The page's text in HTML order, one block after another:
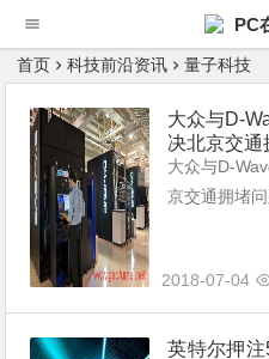
PC
首页 科技前沿资讯 量子科技
大众与D-
决北京交通
大众与D-
京交通拥堵
2018-07-04
英特尔押